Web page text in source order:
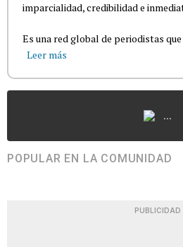
imparcialidad, credibilidad e
Es una red global de periodistas que
Leer más
...
POPULAR EN LA COMUNIDAD
PUBLICIDAD